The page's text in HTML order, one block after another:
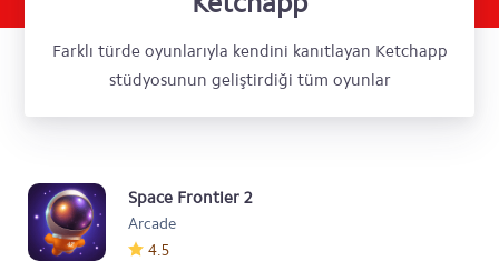
Farklı türde oyunlarıyla kendini kanıtlayan Ketchapp
stüdyosunun geliştirdiği tüm oyunlar
Space Frontier 2
Arcade
4.5